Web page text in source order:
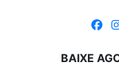
BAIXE